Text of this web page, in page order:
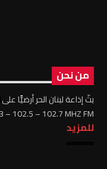
من نحن
بثّ إذاعة لبنان الحر أرضيًّا
– 102.5 – 102.7 MHZ FM
للمزيد